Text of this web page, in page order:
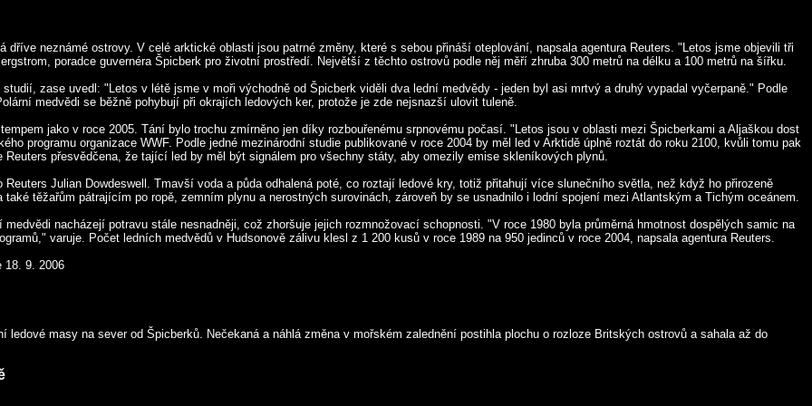
neznámé ostrovy. V celé arktické oblasti jsou patrné změny, které s sebou přináší oteplování, napsala agentura Reuters. "Letos jsme objevili tři
poradce guvernéra Špicberk pro životní prostředí. Největší z těchto ostrovů podle něj měří zhruba 300 metrů na délku a 100 metrů na šířku.
zase uvedl: "Letos v létě jsme v moři východně od Špicberk viděli dva lední medvědy - jeden byl asi mrtvý a druhý vypadal vyčerpaně." Podle
medvědi se běžně pohybují při okrajích ledových ker, protože je zde nejsnazší ulovit tuleně.
jako v roce 2005. Tání bylo trochu zmírněno jen díky rozbouřenému srpnovému počasí. "Letos jsou v oblasti mezi Špicberkami a Aljaškou dost
programu organizace WWF. Podle jedné mezinárodní studie publikované v roce 2004 by měl led v Arktidě úplně roztát do roku 2100, kvůli tomu pak
přesvědčena, že tající led by měl být signálem pro všechny státy, aby omezily emise skleníkových plynů.
Julian Dowdeswell. Tmavší voda a půda odhalená poté, co roztají ledové kry, totiž přitahují více slunečního světla, než když ho přirozeně
těžařům pátrajícím po ropě, zemním plynu a nerostných surovinách, zároveň by se usnadnilo i lodní spojení mezi Atlantským a Tichým oceánem.
nacházejí potravu stále nesnadněji, což zhoršuje jejich rozmnožovací schopnosti. "V roce 1980 byla průměrná hmotnost dospělých samic na
varuje. Počet ledních medvědů v Hudsonově zálivu klesl z 1 200 kusů v roce 1989 na 950 jedinců v roce 2004, napsala agentura Reuters.
18. 9. 2006
masy na sever od Špicberků. Nečekaná a náhlá změna v mořském zalednění postihla plochu o rozloze Britských ostrovů a sahala až do